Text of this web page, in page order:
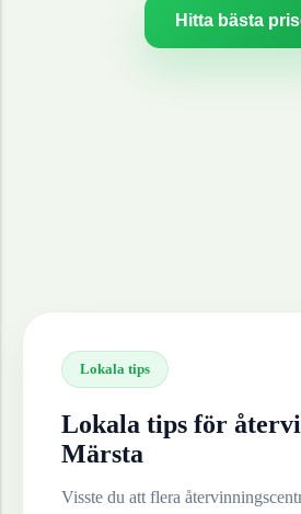
Hitta bästa
Lokala tips
Lokala tips för
Märsta
Visste du att flera